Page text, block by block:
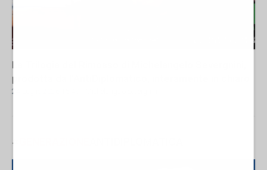
La Trilogia del Rimosso di Michelangelo Severgnini,
prodotta da l'AntiDiplomatico, interamente in chiaro
24 Luglio 2026 15:49
#